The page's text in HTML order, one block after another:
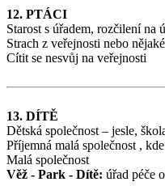
12. PTÁCI
Starost s úřadem, rozčilení na
Strach z veřejnosti nebo
Cítit se nesvůj na veřejnosti
13. DÍTĚ
Dětská společnost – jesle,
Příjemná malá společnost ,
Malá společnost
Věž - Park - Dítě: úřad péče